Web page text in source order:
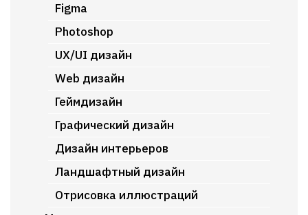
Figma
Photoshop
UX/UI дизайн
Web дизайн
Геймдизайн
Графический дизайн
Дизайн интерьеров
Ландшафтный дизайн
Отрисовка иллюстраций